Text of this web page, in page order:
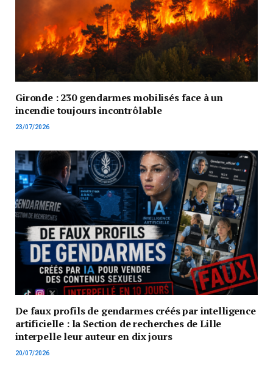
Gironde : 230 gendarmes mobilisés face à un
incendie toujours incontrôlable
23/07/2026
De faux profils de gendarmes créés par intelligence
artificielle : la Section de recherches de Lille
interpelle leur auteur en dix jours
20/07/2026